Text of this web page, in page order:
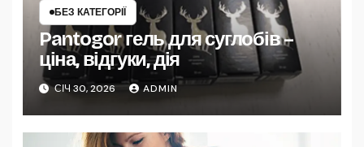
БЕЗ КАТЕГОРІЇ
Pantogor гель для суглобів –
ціна, відгуки, дія
СІЧ 30, 2026 ADMIN